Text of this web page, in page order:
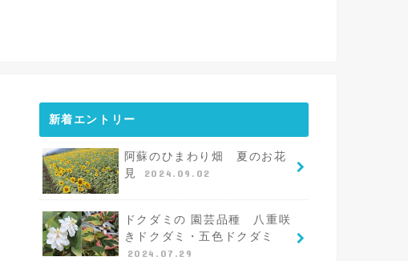
新着エントリー
阿蘇のひまわり畑 夏のお花
見
2024.09.02
ドクダミの 園芸品種 八重咲
きドクダミ・五色ドクダミ
2024.07.29